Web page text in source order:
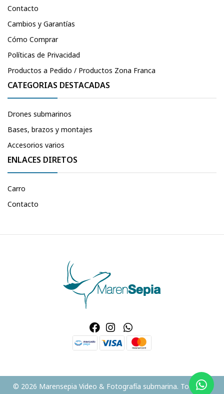
Contacto
Cambios y Garantías
Cómo Comprar
Políticas de Privacidad
Productos a Pedido / Productos Zona Franca
CATEGORIAS DESTACADAS
Drones submarinos
Bases, brazos y montajes
Accesorios varios
ENLACES DIRETOS
Carro
Contacto
© 2026 Marensepia Video & Fotografía submarina. Todos os